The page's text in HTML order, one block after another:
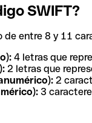
SWIFT?
de entre 8 y 11
4 letras que
2 letras que
2
3